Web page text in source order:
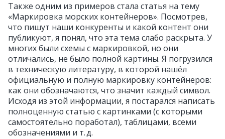
Также одним из примеров стала статья на тему
«Маркировка морских контейнеров». Посмотрев,
что пишут наши конкуренты и какой контент они
публикуют, я понял, что эта тема слабо раскрыта. У
многих были схемы с маркировкой, но они
отличались, не было полной картины. Я погрузился
в техническую литературу, в которой нашёл
официальную и полную маркировку контейнеров:
как они обозначаются, что значит каждый символ.
Исходя из этой информации, я постарался написать
полноценную статью с картинками (с которыми
самостоятельно поработал), таблицами, всеми
обозначениями и т. д.